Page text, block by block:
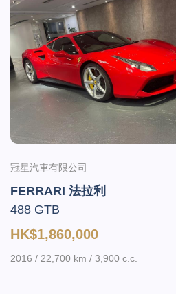
冠星汽車有限公司
FERRARI 法拉利
488 GTB
HK$1,860,000
2016 / 22,700 km / 3,900 c.c.